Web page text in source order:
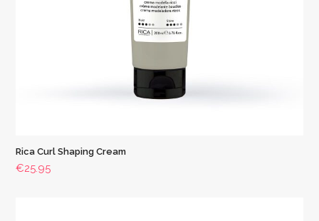
Rica Curl Shaping Cream
€25.95